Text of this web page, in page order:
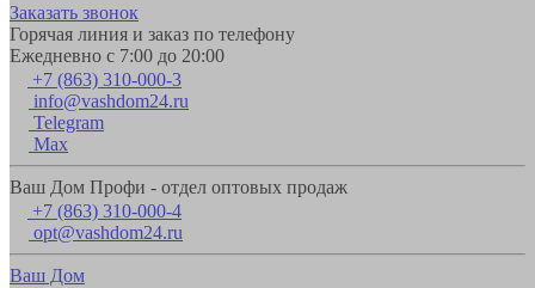
Заказать звонок
Горячая линия и заказ по телефону
Ежедневно с 7:00 до 20:00
+7 (863) 310-000-3
info@vashdom24.ru
Telegram
Max
Ваш Дом Профи - отдел оптовых продаж
+7 (863) 310-000-4
opt@vashdom24.ru
Ваш Дом